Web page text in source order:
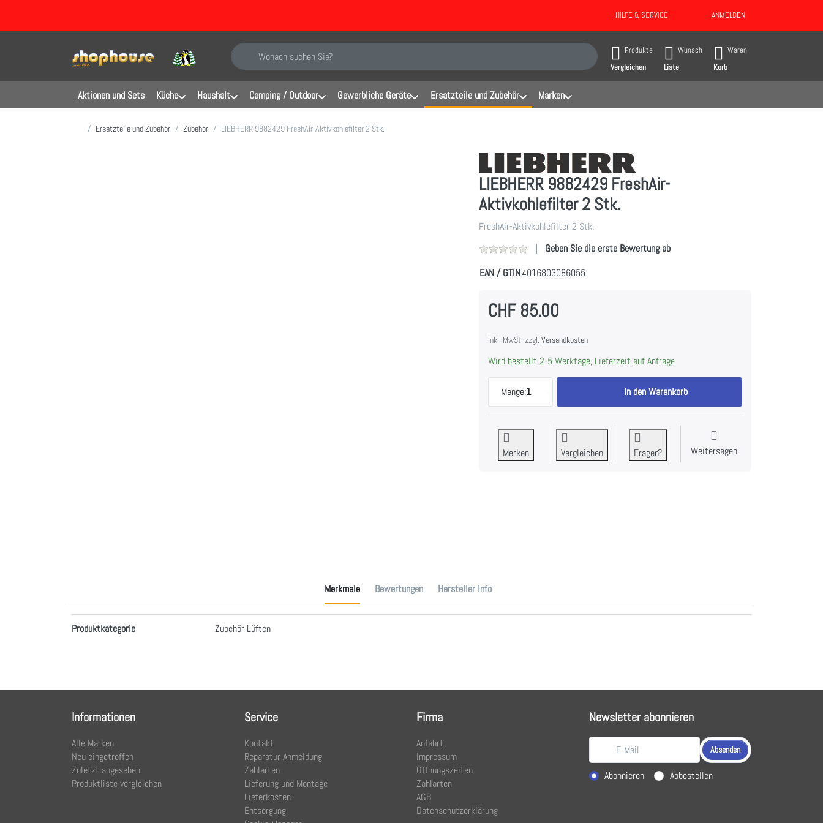
HILFE & SERVICE ANMELDEN
Geben Sie einen Suchbegriff ein. Während Sie tippen, erscheinen automatisch erste Ergebnisse. Drücken Sie die Eingabetaste, um alle Ergebnisse aufzurufen.
Produkte
Vergleichen
Wunsch
Liste
Waren
Korb
Aktionen und Sets Küche Haushalt Camping / Outdoor Gewerbliche Geräte Ersatzteile und Zubehör Marken
Startseite
Ersatzteile und Zubehör Zubehör LIEBHERR 9882429 FreshAir-Aktivkohlefilter 2 Stk.
LIEBHERR 9882429 FreshAir-
Aktivkohlefilter 2 Stk.
FreshAir-Aktivkohlefilter 2 Stk.
Geben Sie die erste Bewertung ab
EAN / GTIN4016803086055
CHF 85.00
inkl. MwSt. zzgl. Versandkosten
Wird bestellt 2-5 Werktage, Lieferzeit auf Anfrage
Menge:1
LIEBHERR 9882429 FreshAir-Aktivkohlefilter 2 Stk. zu CHF 85.00,
In den Warenkorb
Merken Vergleichen Fragen? Weitersagen
Merkmale Bewertungen Hersteller Info
Produktkategorie Zubehör Lüften
Informationen
Alle Marken
Neu eingetroffen
Zuletzt angesehen
Produktliste vergleichen
Service
Kontakt
Reparatur Anmeldung
Zahlarten
Lieferung und Montage
Lieferkosten
Entsorgung
Firma
Anfahrt
Impressum
Öffnungszeiten
Zahlarten
AGB
Datenschutzerklärung
Newsletter abonnieren
Absenden
Aktion wählen
Abonnieren Abbestellen